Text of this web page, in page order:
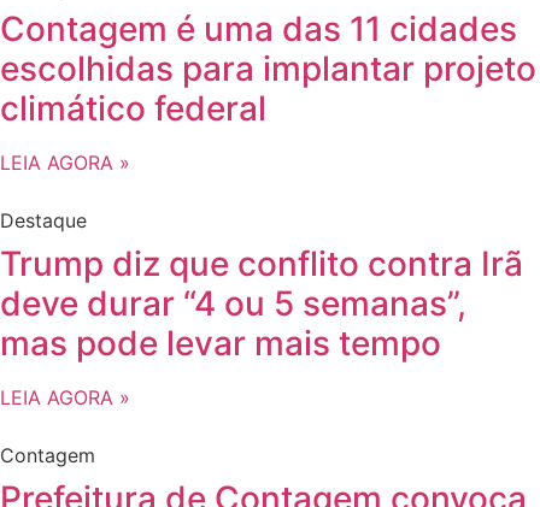
Contagem é uma das 11 cidades
escolhidas para implantar projeto
climático federal
LEIA AGORA »
Destaque
Trump diz que conflito contra Irã
deve durar “4 ou 5 semanas”,
mas pode levar mais tempo
LEIA AGORA »
Contagem
Prefeitura de Contagem convoca